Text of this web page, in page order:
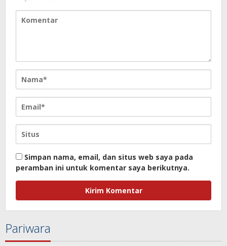
Simpan nama, email, dan situs web saya pada
peramban ini untuk komentar saya berikutnya.
Pariwara